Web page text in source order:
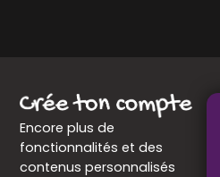
Encore plus de
fonctionnalités et des
contenus personnalisés